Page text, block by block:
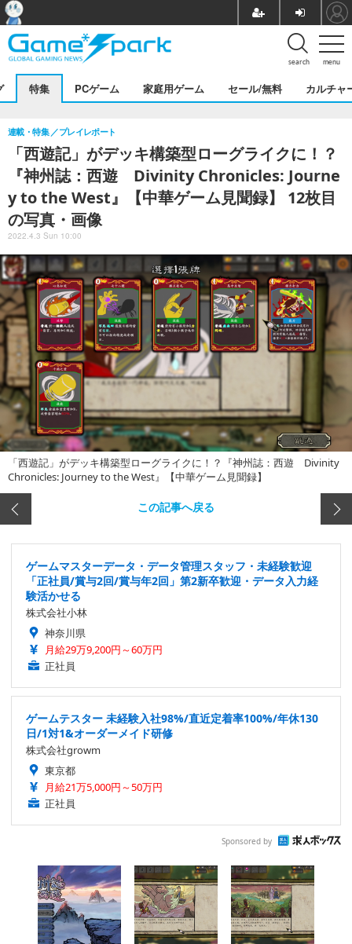
menu
search
特集 PCゲーム 家庭用ゲーム セール/無料 カルチャ
「西遊記」がデッキ構築型ローグライクに！？
『神州誌：西遊 Divinity Chronicles: Journe
y to the West』【中華ゲーム見聞録】 12枚目
の写真・画像
連載・特集 プレイレポート
2022.4.3 Sun 10:00
「西遊記」がデッキ構築型ローグライクに！？『神州誌：西遊 Divinity
Chronicles: Journey to the West』【中華ゲーム見聞録】
この記事へ戻る
ゲームマスターデータ・データ管理スタッフ・未経験歓迎
「正社員/賞与2回/賞与年2回」第2新卒歓迎・データ入力経
験活かせる
株式会社小林
神奈川県
月給29万9,200円～60万円
正社員
ゲームテスター 未経験入社98%/直近定着率100%/年休130
日/1対1&オーダーメイド研修
株式会社growm
東京都
月給21万5,000円～50万円
正社員
Sponsored by